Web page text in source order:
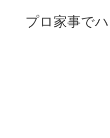
プロ家事で